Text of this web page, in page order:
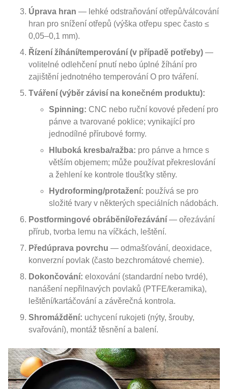
Úprava hran — lehké odstraňování otřepů/válcování
hran pro snížení otřepů (výška otřepu spec často ≤
0,05–0,1 mm).
Řízení žíhání/temperování (v případě potřeby) —
volitelné odlehčení pnutí nebo úplné žíhání pro
zajištění jednotného temperování O pro tváření.
Tváření (výběr závisí na konečném produktu):
Spinning: CNC nebo ruční kovové předení pro
pánve a tvarované poklice; vynikající pro
jednodílné přírubové formy.
Hluboká kresba/ražba: pro pánve a hrnce s
větším objemem; může používat překreslování
a žehlení ke kontrole tloušťky stěny.
Hydroforming/protažení: používá se pro
složité tvary v některých speciálních nádobách.
Postformingové obrábění/ořezávání — ořezávání
přírub, tvorba lemu na víčkách, leštění.
Předúprava povrchu — odmašťování, deoxidace,
konverzní povlak (často bezchromátové chemie).
Dokončování: eloxování (standardní nebo tvrdé),
nanášení nepřilnavých povlaků (PTFE/keramika),
leštění/kartáčování a závěrečná kontrola.
Shromáždění: uchycení rukojeti (nýty, šrouby,
svařování), montáž těsnění a balení.